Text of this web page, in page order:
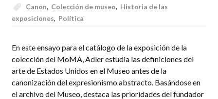
Canon, Colección de museo, Historia de las
exposiciones, Política
En este ensayo para el catálogo de la exposición de la
colección del MoMA, Adler estudia las definiciones del
arte de Estados Unidos en el Museo antes de la
canonización del expresionismo abstracto. Basándose en
el archivo del Museo, destaca las prioridades del fundador